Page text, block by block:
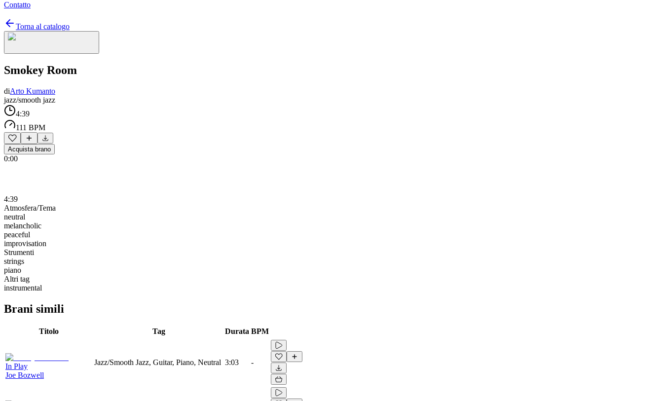
Contatto
Torna al catalogo
Smokey Room
diArto Kumanto
jazz/smooth jazz
4:39
111 BPM
Acquista brano
0:00
4:39
Atmosfera/Tema
neutral
melancholic
peaceful
improvisation
Strumenti
strings
piano
Altri tag
instrumental
Brani simili
Titolo Tag Durata BPM
In Play
Joe Bozwell
Jazz/Smooth Jazz, Guitar, Piano, Neutral 3:03 -